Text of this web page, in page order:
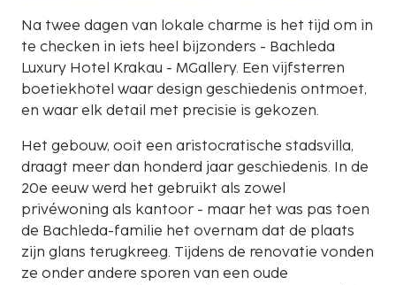
Na twee dagen van lokale charme is het tijd om in
te checken in iets heel bijzonders - Bachleda
Luxury Hotel Krakau - MGallery. Een vijfsterren
boetiekhotel waar design geschiedenis ontmoet,
en waar elk detail met precisie is gekozen.
Het gebouw, ooit een aristocratische stadsvilla,
draagt meer dan honderd jaar geschiedenis. In de
20e eeuw werd het gebruikt als zowel
privéwoning als kantoor - maar het was pas toen
de Bachleda-familie het overnam dat de plaats
zijn glans terugkreeg. Tijdens de renovatie vonden
ze onder andere sporen van een oude